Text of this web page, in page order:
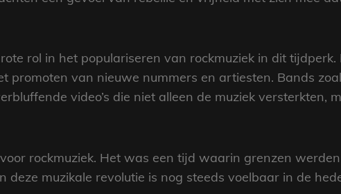
rol in het populariseren van rockmuziek in dit tijdperk.
promoten van nieuwe nummers en artiesten. Bands
video’s die niet alleen de muziek versterkten,
rockmuziek. Het was een tijd waarin grenzen
deze muzikale revolutie is nog steeds voelbaar in de